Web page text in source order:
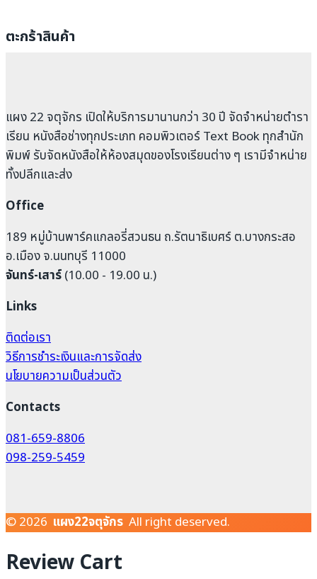
ตะกร้าสินค้า
แผง 22 จตุจักร เปิดให้บริการมานานกว่า 30 ปี จัดจำหน่ายตำรา
เรียน หนังสือช่างทุกประเภท คอมพิวเตอร์ Text Book ทุกสำนัก
พิมพ์ รับจัดหนังสือให้ห้องสมุดของโรงเรียนต่าง ๆ เรามีจำหน่าย
ทั้งปลีกและส่ง
Office
189 หมู่บ้านพาร์คแกลอรี่สวนธน ถ.รัตนาธิเบศร์ ต.บางกระสอ
อ.เมือง จ.นนทบุรี 11000
จันทร์-เสาร์(10.00 - 19.00 น.)
Links
ติดต่อเรา
วิธีการชำระเงินและการจัดส่ง
นโยบายความเป็นส่วนตัว
Contacts
081-659-8806
098-259-5459
© 2026 แผง22จตุจักร All right deserved.
Review Cart